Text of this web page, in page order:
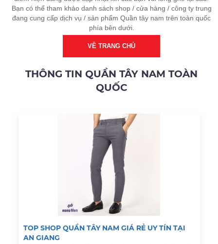
Bạn có thể tham khảo danh sách shop / cửa hàng / công ty trung
đang cung cấp dịch vụ / sản phẩm Quần tây nam trên toàn quốc
phía bên dưới.
VỀ TRANG CHỦ
THÔNG TIN QUẦN TÂY NAM TOÀN
QUỐC
TOP SHOP QUẦN TÂY NAM GIÁ RẺ UY TÍN TẠI
AN GIANG